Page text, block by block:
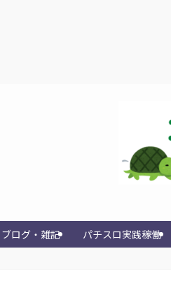
ブログ・雑記 パチスロ実践稼働